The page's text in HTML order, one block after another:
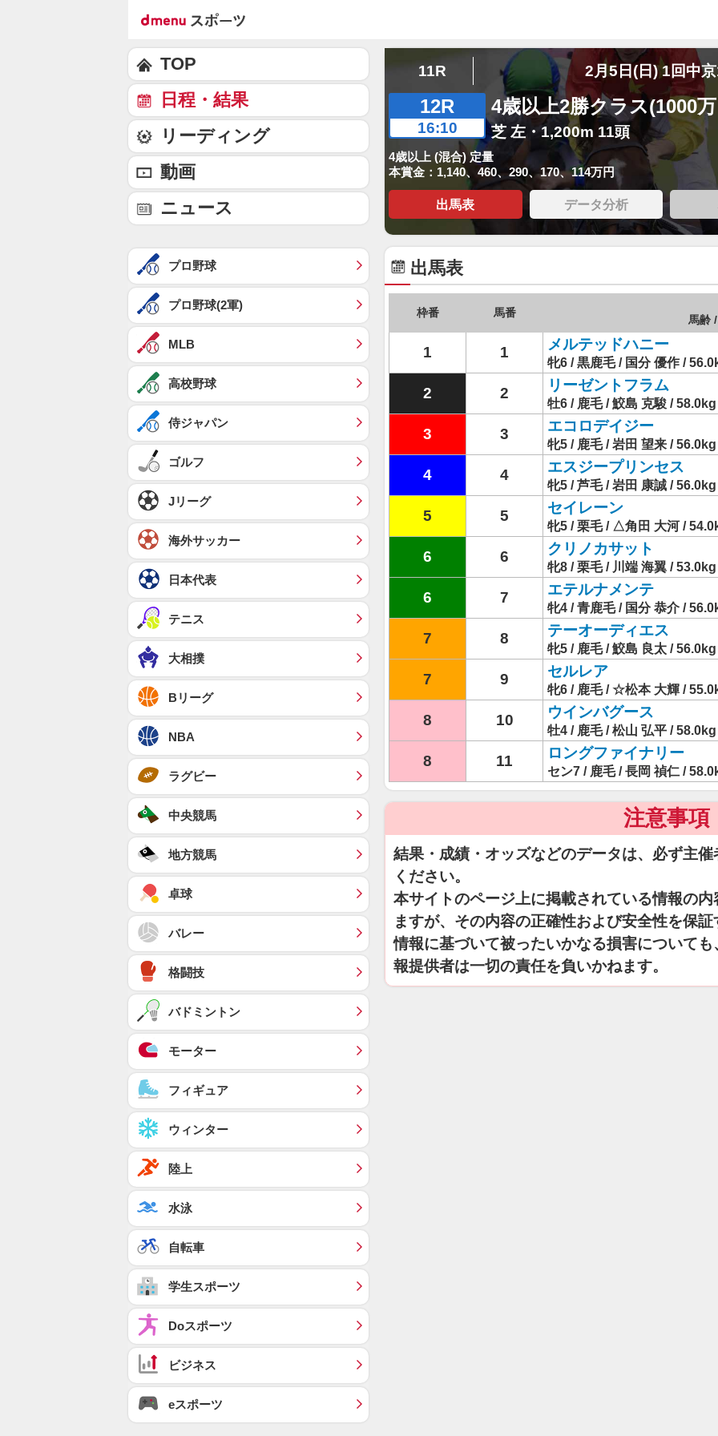
11R 2月5日(日) 1回中京
12R
16:10
4歳以上2勝クラス(1000
芝 左・1,200m 11頭
4歳以上 (混合) 定量
本賞金：1,140、460、290、170、114万円
出馬表 データ分析
出馬表
枠番 馬番
馬齢
1 1 メルテッドハニー
牝6 / 黒鹿毛 / 国分 優作 /
2 2 リーゼントフラム
牡6 / 鹿毛 / 鮫島 克駿 / 58.0kg
3 3 エコロデイジー
牝5 / 鹿毛 / 岩田 望来 / 56.0kg
4 4 エスジープリンセス
牝5 / 芦毛 / 岩田 康誠 / 56.0kg
5 5 セイレーン
牝5 / 栗毛 / △角田 大河 /
6 6 クリノカサット
牝8 / 栗毛 / 川端 海翼 / 53.0kg
6 7 エテルナメンテ
牝4 / 青鹿毛 / 国分 恭介 /
7 8 テーオーディエス
牝5 / 鹿毛 / 鮫島 良太 / 56.0kg
7 9 セルレア
牝6 / 鹿毛 / ☆松本 大輝 /
8 10 ウインバグース
牡4 / 鹿毛 / 松山 弘平 / 58.0kg
8 11 ロングファイナリー
セン7 / 鹿毛 / 長岡 禎仁 /
注意事項
結果・成績・オッズなどのデータは、必ず主
ください。
本サイトのページ上に掲載されている情報の
ますが、その内容の正確性および安全性を保
情報に基づいて被ったいかなる損害について
報提供者は一切の責任を負いかねます。
TOP
日程・結果
リーディング
動画
ニュース
プロ野球
プロ野球(2軍)
MLB
高校野球
侍ジャパン
ゴルフ
Jリーグ
海外サッカー
日本代表
テニス
大相撲
Bリーグ
NBA
ラグビー
中央競馬
地方競馬
卓球
バレー
格闘技
バドミントン
モーター
フィギュア
ウィンター
陸上
水泳
自転車
学生スポーツ
Doスポーツ
ビジネス
eスポーツ